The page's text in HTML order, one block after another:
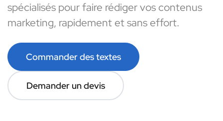
spécialisés pour faire rédiger vos contenus
marketing, rapidement et sans effort.
Commander des textes
Demander un devis